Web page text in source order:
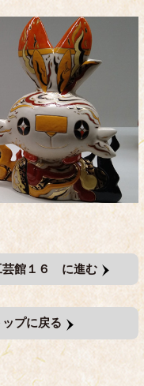
館１６ に進む
プに戻る